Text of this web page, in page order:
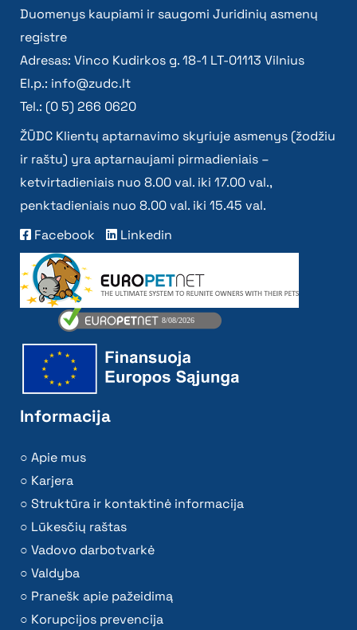
Duomenys kaupiami ir saugomi Juridinių asmenų
registre
Adresas: Vinco Kudirkos g. 18-1 LT-01113 Vilnius
El.p.: info@zudc.lt
Tel.: (0 5) 266 0620
ŽŪDC Klientų aptarnavimo skyriuje asmenys (žodžiu
ir raštu) yra aptarnaujami pirmadieniais –
ketvirtadieniais nuo 8.00 val. iki 17.00 val.,
penktadieniais nuo 8.00 val. iki 15.45 val.
Facebook
Linkedin
Informacija
Apie mus
Karjera
Struktūra ir kontaktinė informacija
Lūkesčių raštas
Vadovo darbotvarkė
Valdyba
Pranešk apie pažeidimą
Korupcijos prevencija